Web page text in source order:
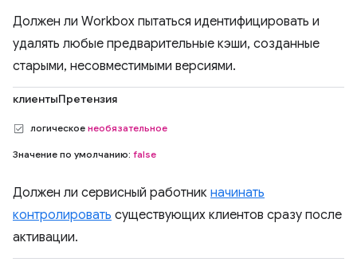
Должен ли Workbox пытаться идентифицировать и
удалять любые предварительные кэши, созданные
старыми, несовместимыми версиями.
клиентыПретензия
логическое необязательное
Значение по умолчанию: false
Должен ли сервисный работник начинать
контролировать существующих клиентов сразу после
активации.